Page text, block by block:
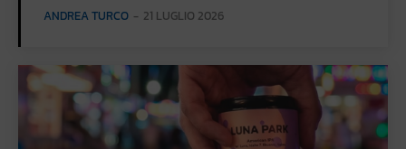
ANDREA TURCO - 21 LUGLIO 2026